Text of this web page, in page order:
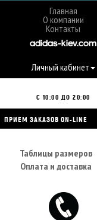
Главная
О компании
Контакты
adidas-kiev.com
Личный кабинет
С 10:00 ДО 20:00
ПРИЕМ ЗАКАЗОВ ON-LINE
Таблицы размеров
Оплата и доставка